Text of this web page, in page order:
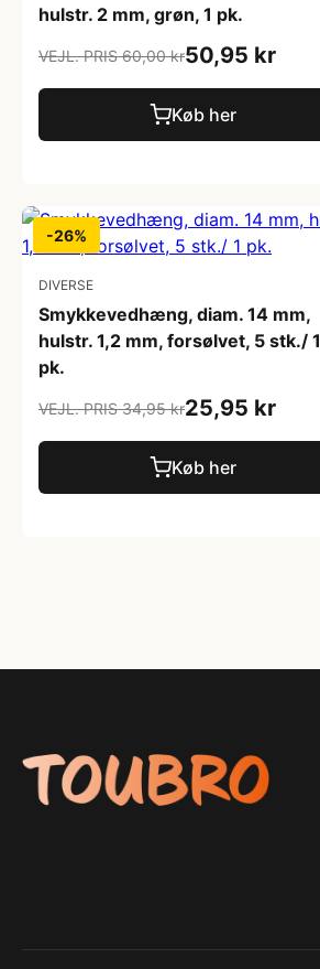
hulstr. 2 mm, grøn, 1 pk.
VEJL. PRIS 60,00 kr50,95 kr
Køb her
-26%
DIVERSE
Smykkevedhæng, diam. 14 mm,
hulstr. 1,2 mm, forsølvet, 5 stk./ 1
pk.
VEJL. PRIS 34,95 kr25,95 kr
Køb her